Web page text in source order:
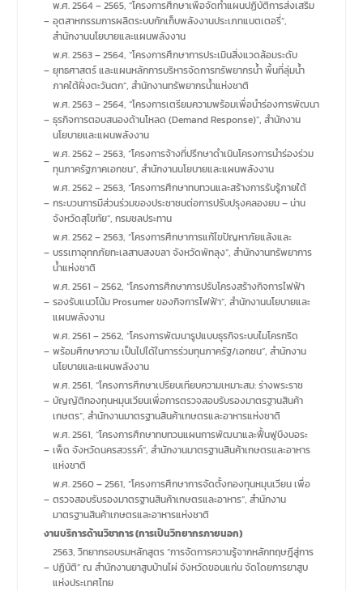
–
พ.ศ. 2564 – 2565, “โครงการศึกษาเพื่อจัดทำแผนปฏิบัติการส่งเสริม
อุตสาหกรรมการผลิตระบบกักเก็บพลังงานประเภทแบตเตอรี่”,
สำนักงานนโยบายและแผนพลังงาน
–
พ.ศ. 2563 – 2564, “โครงการศึกษาการประเมินสิ่งแวดล้อมระดับ
ยุทธศาสตร์ และแผนหลักการบริหารจัดการทรัพยากรน้ำ พื้นที่ลุ่มน้ำ
ภาคใต้ฝั่งตะวันตก”, สำนักงานทรัพยากรน้ำแห่งชาติ
–
พ.ศ. 2563 – 2564, “โครงการเตรียมความพร้อมเพื่อนำร่องการพัฒนา
ธุรกิจการตอบสนองด้านโหลด (Demand Response)”, สำนักงาน
นโยบายและแผนพลังงาน
– พ.ศ. 2562 – 2563, “โครงการจ้างที่ปรึกษาดำเนินโครงการนำร่องร่วม
ทุนภาครัฐภาคเอกชน”, สำนักงานนโยบายและแผนพลังงาน
–
พ.ศ. 2562 – 2563, “โครงการศึกษาทบทวนและสร้างการรับรู้ภายใต้
กระบวนการมีส่วนร่วมของประชาชนต่อการปรับปรุงคลองยม – น่าน
จังหวัดสุโขทัย”, กรมชลประทาน
–
พ.ศ. 2562 – 2563, “โครงการศึกษาการแก้ไขปัญหาภัยแล้งและ
บรรเทาอุทกภัยทะเลสาบสงขลา จังหวัดพัทลุง”, สำนักงานทรัพยาการ
น้ำแห่งชาติ
–
พ.ศ. 2561 – 2562, “โครงการศึกษาการปรับโครงสร้างกิจการไฟฟ้า
รองรับแนวโน้ม Prosumer ของกิจการไฟฟ้า”, สำนักงานนโยบายและ
แผนพลังงาน
–
พ.ศ. 2561 – 2562, “โครงการพัฒนารูปแบบธุรกิจระบบไมโครกริด
พร้อมศึกษาความ เป็นไปได้ในการร่วมทุนภาครัฐ/เอกชน”, สำนักงาน
นโยบายและแผนพลังงาน
–
พ.ศ. 2561, “โครงการศึกษาเปรียบเทียบความเหมาะสม: ร่างพระราช
บัญญัติกองทุนหมุนเวียนเพื่อการตรวจสอบรับรองมาตรฐานสินค้า
เกษตร”, สำนักงานมาตรฐานสินค้าเกษตรและอาหารแห่งชาติ
–
พ.ศ. 2561, “โครงการศึกษาทบทวนแผนการพัฒนาและฟื้นฟูบึงบอระ
เพ็ด จังหวัดนครสวรรค์”, สำนักงานมาตรฐานสินค้าเกษตรและอาหาร
แห่งชาติ
–
พ.ศ. 2560 – 2561, “โครงการศึกษาการจัดตั้งกองทุนหมุนเวียน เพื่อ
ตรวจสอบรับรองมาตรฐานสินค้าเกษตรและอาหาร”, สำนักงาน
มาตรฐานสินค้าเกษตรและอาหารแห่งชาติ
งานบริการด้านวิชาการ (การเป็นวิทยากรภายนอก)
–
2563, วิทยากรอบรมหลักสูตร “การจัดการความรู้จากหลักทฤษฎีสู่การ
ปฏิบัติ” ณ สำนักงานยาสูบบ้านไผ่ จังหวัดขอนแก่น จัดโดยการยาสูบ
แห่งประเทศไทย